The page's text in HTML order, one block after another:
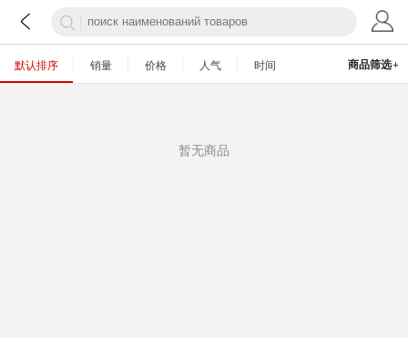
商品筛选+
默认排序 销量 价格 人气 时间
暂无商品